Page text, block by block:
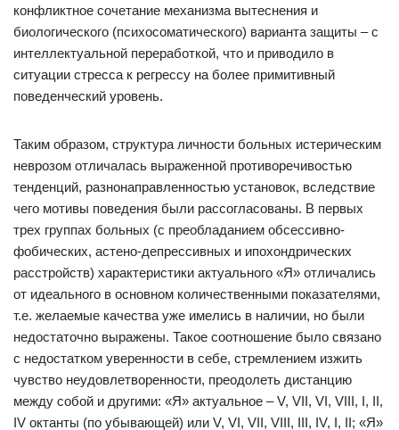
конфликтное сочетание механизма вытеснения и
биологического (психосоматического) варианта защиты – с
интеллектуальной переработкой, что и приводило в
ситуации стресса к регрессу на более примитивный
поведенческий уровень.
Таким образом, структура личности больных истерическим
неврозом отличалась выраженной противоречивостью
тенденций, разнонаправленностью установок, вследствие
чего мотивы поведения были рассогласованы. В первых
трех группах больных (с преобладанием обсессивно-
фобических, астено-депрессивных и ипохондрических
расстройств) характеристики актуального «Я» отличались
от идеального в основном количественными показателями,
т.е. желаемые качества уже имелись в наличии, но были
недостаточно выражены. Такое соотношение было связано
с недостатком уверенности в себе, стремлением изжить
чувство неудовлетворенности, преодолеть дистанцию
между собой и другими: «Я» актуальное – V, VII, VI, VIII, I, II,
IV октанты (по убывающей) или V, VI, VII, VIII, III, IV, I, II; «Я»